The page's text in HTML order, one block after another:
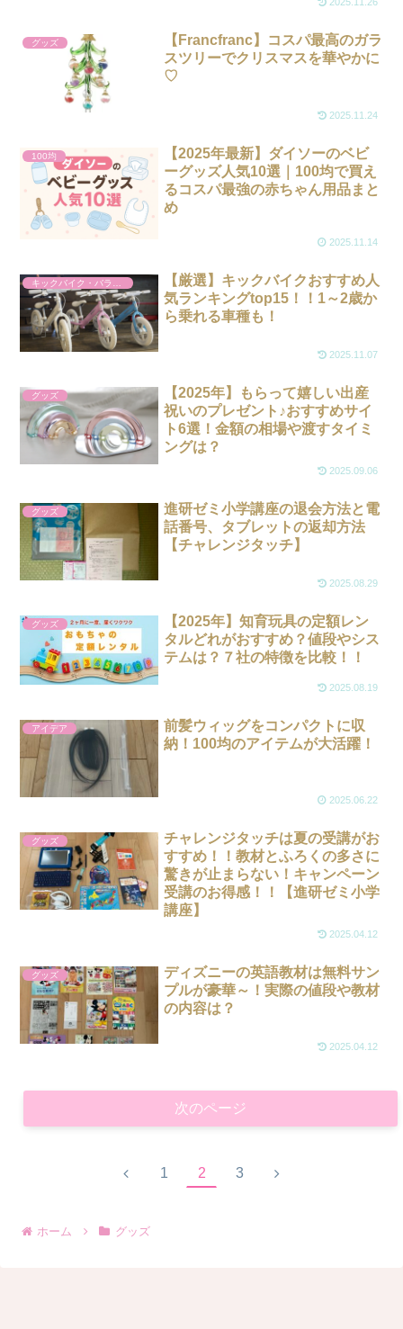
2025.11.26
グッズ
【Francfranc】コスパ最高のガラ
スツリーでクリスマスを華やかに
♡
2025.11.24
100均
【2025年最新】ダイソーのベビ
ーグッズ人気10選｜100均で買え
るコスパ最強の赤ちゃん用品まと
め
2025.11.14
【厳選】キックバイクおすすめ人
気ランキングtop15！！1～2歳か
ら乗れる車種も！
2025.11.07
グッズ
【2025年】もらって嬉しい出産
祝いのプレゼント♪おすすめサイ
ト6選！金額の相場や渡すタイミ
ングは？
2025.09.06
グッズ
進研ゼミ小学講座の退会方法と電
話番号、タブレットの返却方法
【チャレンジタッチ】
2025.08.29
グッズ
【2025年】知育玩具の定額レン
タルどれがおすすめ？値段やシス
テムは？７社の特徴を比較！！
2025.08.19
アイデア
前髪ウィッグをコンパクトに収
納！100均のアイテムが大活躍！
2025.06.22
グッズ
チャレンジタッチは夏の受講がお
すすめ！！教材とふろくの多さに
驚きが止まらない！キャンペーン
受講のお得感！！【進研ゼミ小学
講座】
2025.04.12
グッズ
ディズニーの英語教材は無料サン
プルが豪華～！実際の値段や教材
の内容は？
2025.04.12
次のページ
前
1 2 3
次
ホーム グッズ